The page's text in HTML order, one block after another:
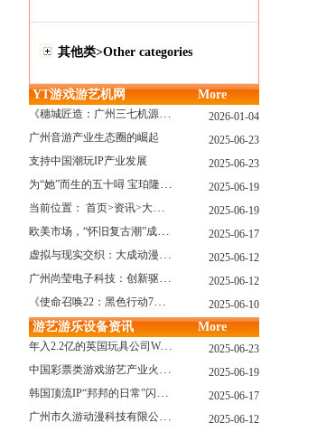
其他类>Other categories
YT游戏游艺机网
More
《穗城匠造：广州三七机源头的工厂店密码》
2026-01-04
广州音游产业生态圈的崛起
2025-06-23
支持中国潮玩IP产业发展
2025-06-23
为“她”而生的五十噚 宝珀隆重推出全新五十噚女士潜水腕表 2025-06-19
当前位置： 首页>资讯>大型游戏展览和新游戏厅6月大温揭幕 大型游戏展览和新游戏厅6月大温揭幕 2025-06-19
欧美市场，“怀旧复古潮”成今年爆火！ 2025-06-17
虚拟与现实交织：大成动漫如何用"数字工匠精神"重塑游艺产业价值生态 2025-06-12
广州尚莹电子科技：创新驱动，引领游艺产业智能化新浪潮 2025-06-12
《使命召唤22：黑色行动7》战役模式传闻引不满:玩家将扮演无名士兵 2025-06-10
游艺游乐设备资讯
More
年入2.2亿的英国玩具公司Wow! Stuff被收购！
2025-06-23
中国彩票类游戏游艺产业火红现状深度分析 2025-06-19
韩国顶流IP“邦邦的日常”闪现深圳 2025-06-17
广州市久游动漫科技有限公司：创新驱动，引领游艺产业新浪潮 2025-06-12